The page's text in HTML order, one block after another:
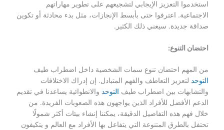
استخدموا التعزيز الإيجابي لتشجيعهم على تطوير مهاراتهم
الاجتماعية. اعترفوا حتى بأبسط الإنجازات، مثل بدء محادثة أو تكوين
صداقة جديدة. سيعني ذلك الكثير.
احتضان التنوع:
من المهم احتضان تنوع سمات الشخصية داخل اضطراب طيف
التوحد لتعزيز التعاطف والفهم المتبادل. إن إدراك الاختلافات
والتشابهات بين اضطراب طيف التوحد والانطوائية يساعدنا في تقديم
الدعم الأفضل للأفراد الذين يواجهون هذه الصعوبات الفريدة. من
خلال فهم هذه التفاصيل الدقيقة، يمكننا إنشاء بيئات أكثر شمولًا
تحتفل بالطرق المتنوعة التي يتفاعل بها الأفراد مع العالم و يتكيفون